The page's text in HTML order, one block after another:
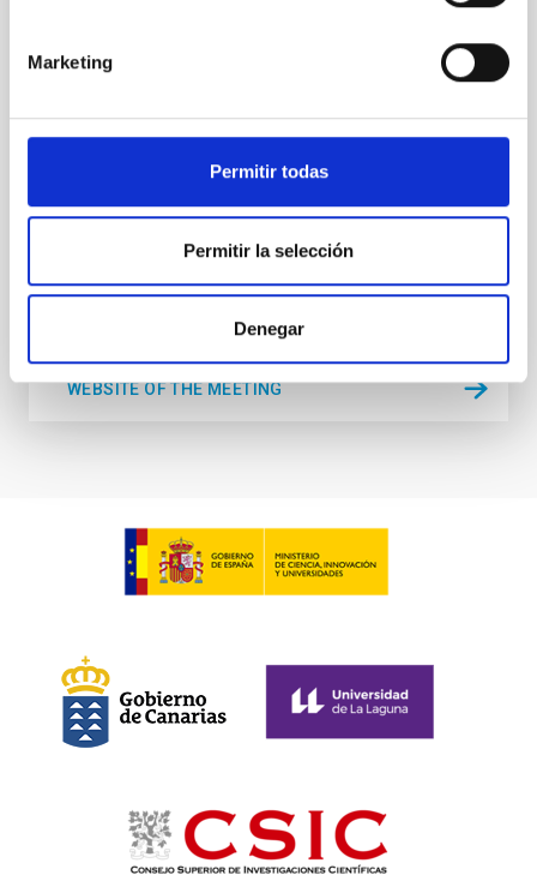
Marketing
Permitir todas
Permitir la selección
Denegar
Nos complace anunciar la conferencia internacional
ciudad de Tordesillas, en Castilla, España. Esta
Hotel El Montico (Urb. el Montico, 148, 47100
Tordesillas, Valladolid).
WEBSITE OF THE MEETING